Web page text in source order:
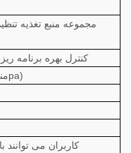
کنترل بهره برنامه ریزی شده، سطح
10 ثانیه خلاء 10-2pa (منطقه خلاء بالا 10-5pa)
کاربران می توانند